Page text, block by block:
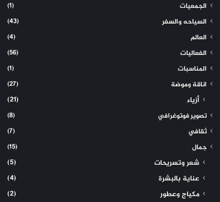
الجمعيات
(1)
السياحه والسفر
(43)
العالم
(4)
الفعاليات
(56)
المناسبات
(1)
اناقة وموضة
(27)
أزياء (21)
تصوير فوتوغرافي
(8)
ثقافي
(7)
جمال
(15)
شعر وتسريحات
(5)
عناية بالبشرة
(4)
مكياج وعطور
(2)